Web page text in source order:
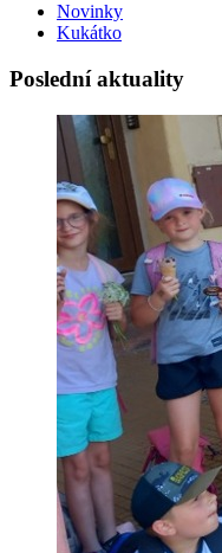
Novinky
Kukátko
Poslední aktuality